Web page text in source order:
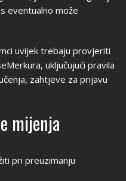
eventualno može
uvijek trebaju provjeriti
uključujući pravila
zahtjeve za prijavu
mijenja
pri preuzimanju